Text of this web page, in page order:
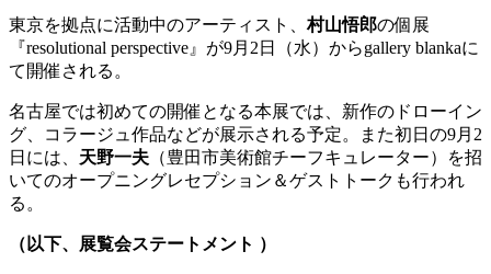
東京を拠点に活動中のアーティスト、村山悟郎の個展
『resolutional perspective』が9月2日（水）からgallery blankaに
て開催される。
名古屋では初めての開催となる本展では、新作のドローイン
グ、コラージュ作品などが展示される予定。また初日の9月2
日には、 天野一夫 （豊田市美術館チーフキュレーター）を招
いてのオープニングレセプション＆ゲストトークも行われ
る。
（以下、展覧会ステートメント ）